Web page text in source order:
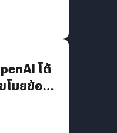
กอร์
โต้
โมยข้อมูล